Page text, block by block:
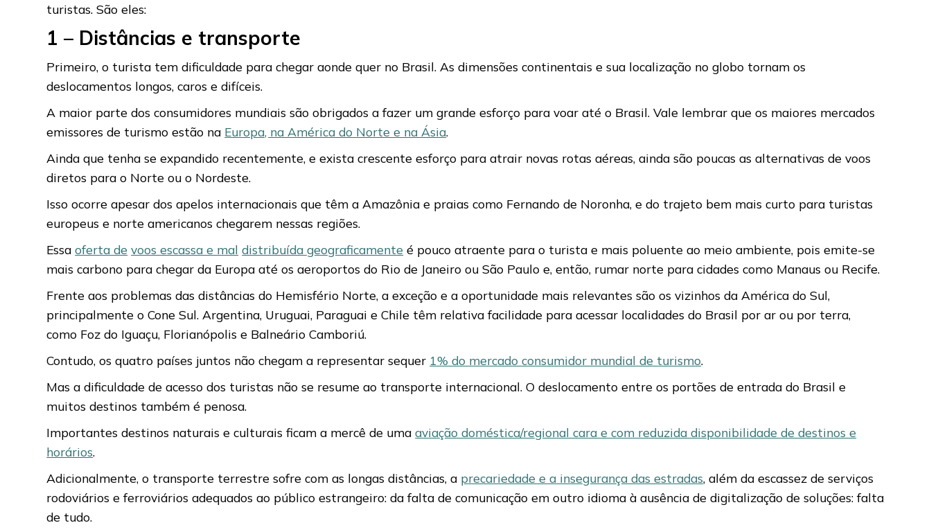
turistas. São eles:
1 – Distâncias e transporte
Primeiro, o turista tem dificuldade para chegar aonde quer no Brasil. As dimensões continentais e sua localização no globo tornam os
deslocamentos longos, caros e difíceis.
A maior parte dos consumidores mundiais são obrigados a fazer um grande esforço para voar até o Brasil. Vale lembrar que os maiores mercados
emissores de turismo estão na Europa, na América do Norte e na Ásia.
Ainda que tenha se expandido recentemente, e exista crescente esforço para atrair novas rotas aéreas, ainda são poucas as alternativas de voos
diretos para o Norte ou o Nordeste.
Isso ocorre apesar dos apelos internacionais que têm a Amazônia e praias como Fernando de Noronha, e do trajeto bem mais curto para turistas
europeus e norte americanos chegarem nessas regiões.
Essaoferta de voos escassa e mal distribuída geograficamente é pouco atraente para o turista e mais poluente ao meio ambiente, pois emite-se
mais carbono para chegar da Europa até os aeroportos do Rio de Janeiro ou São Paulo e, então, rumar norte para cidades como Manaus ou Recife.
Frente aos problemas das distâncias do Hemisfério Norte, a exceção e a oportunidade mais relevantes são os vizinhos da América do Sul,
principalmente o Cone Sul. Argentina, Uruguai, Paraguai e Chile têm relativa facilidade para acessar localidades do Brasil por ar ou por terra,
como Foz do Iguaçu, Florianópolis e Balneário Camboriú.
Contudo, os quatro países juntos não chegam a representar sequer 1% do mercado consumidor mundial de turismo.
Mas a dificuldade de acesso dos turistas não se resume ao transporte internacional. O deslocamento entre os portões de entrada do Brasil e
muitos destinos também é penosa.
Importantes destinos naturais e culturais ficam a mercê de umaaviação doméstica/regional cara e com reduzida disponibilidade de destinos e
horários.
Adicionalmente, o transporte terrestre sofre com as longas distâncias, a precariedade e a insegurança das estradas, além da escassez de serviços
rodoviários e ferroviários adequados ao público estrangeiro: da falta de comunicação em outro idioma à ausência de digitalização de soluções: falta
de tudo.